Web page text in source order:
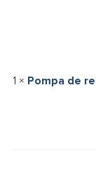
1 × Pompa de